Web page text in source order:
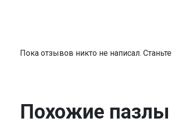
Пока отзывов никто не написал.
Похожие пазлы